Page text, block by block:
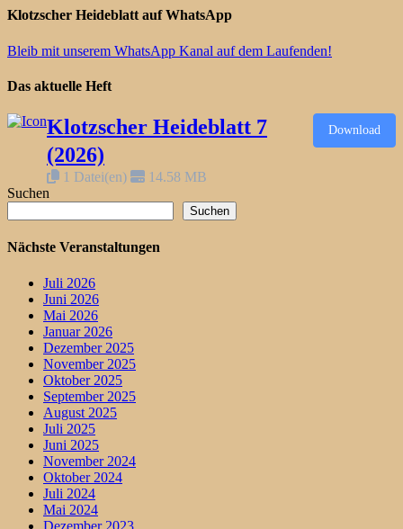
Klotzscher Heideblatt auf WhatsApp
Bleib mit unserem WhatsApp Kanal auf dem Laufenden!
Das aktuelle Heft
Klotzscher Heideblatt 7
(2026)
1 Datei(en) 14.58 MB
Download
Suchen
Suchen
Nächste Veranstaltungen
Juli 2026
Juni 2026
Mai 2026
Januar 2026
Dezember 2025
November 2025
Oktober 2025
September 2025
August 2025
Juli 2025
Juni 2025
November 2024
Oktober 2024
Juli 2024
Mai 2024
Dezember 2023